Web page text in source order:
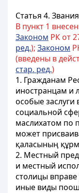
Статья 4.
В пункт 1
Законом РК от
ред.); Законом
(введены в
стар. ред.)
1. Гражданам
иностранцам и
особые заслуги
социальной
маслихатом по
может
қаласының
2. Местный
и местный
столицы
иные виды